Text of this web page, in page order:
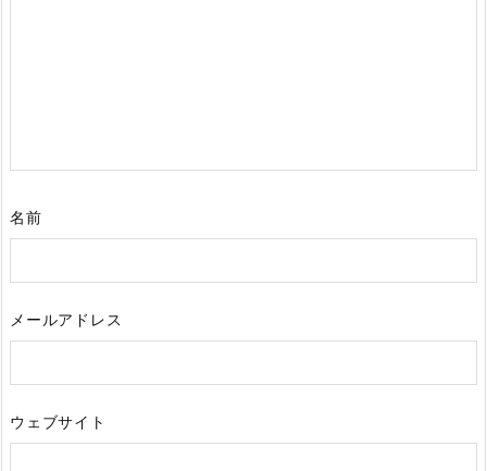
名前
メールアドレス
ウェブサイト